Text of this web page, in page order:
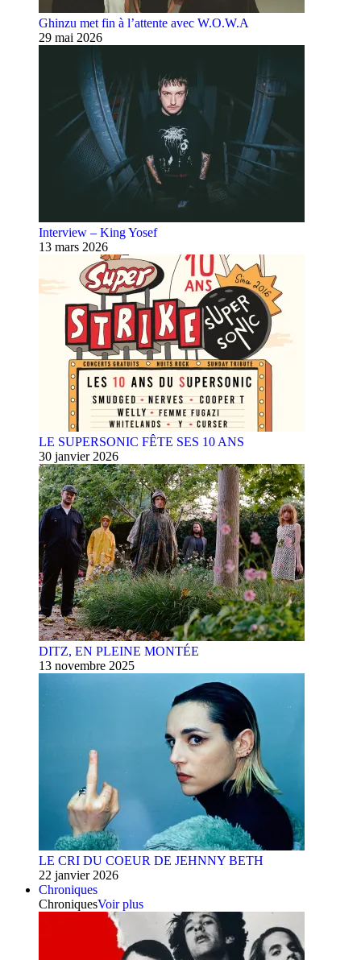
Ghinzu met fin à l’attente avec W.O.W.A
29 mai 2026
Interview – King Yosef
13 mars 2026
LE SUPERSONIC FÊTE SES 10 ANS
30 janvier 2026
DITZ, EN PLEINE MONTÉE
13 novembre 2025
LE CRI DU COEUR DE JEHNNY BETH
22 janvier 2026
Chroniques
ChroniquesVoir plus